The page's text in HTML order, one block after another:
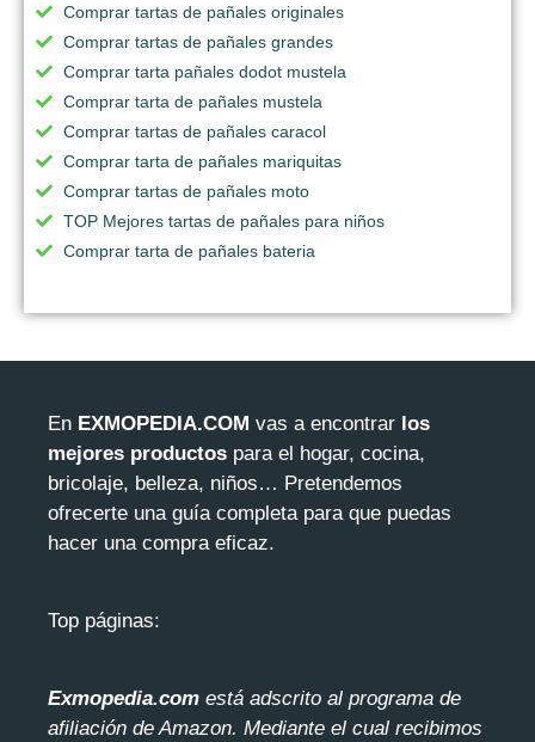
Comprar tartas de pañales originales
Comprar tartas de pañales grandes
Comprar tarta pañales dodot mustela
Comprar tarta de pañales mustela
Comprar tartas de pañales caracol
Comprar tarta de pañales mariquitas
Comprar tartas de pañales moto
TOP Mejores tartas de pañales para niños
Comprar tarta de pañales bateria
En EXMOPEDIA.COM vas a encontrar los
mejores productos para el hogar, cocina,
bricolaje, belleza, niños… Pretendemos
ofrecerte una guía completa para que puedas
hacer una compra eficaz.
Top páginas:
Exmopedia.com está adscrito al programa de
afiliación de Amazon. Mediante el cual recibimos